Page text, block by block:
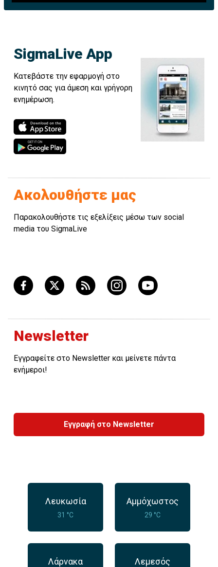
SigmaLive App
Κατεβάστε την εφαρμογή στο
κινητό σας για άμεση και γρήγορη
ενημέρωση.
Ακολουθήστε μας
Παρακολουθήστε τις εξελίξεις μέσω των social
media του SigmaLive
Newsletter
Εγγραφείτε στο Newsletter και μείνετε πάντα
ενήμεροι!
Εγγραφή στο Newsletter
Λευκωσία
31 °C
Αμμόχωστος
29 °C
Λάρνακα Λεμεσός